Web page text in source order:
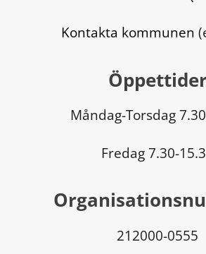
Kontakta kommunen
Måndag-Torsdag
Fredag 7.30-
212000-0555